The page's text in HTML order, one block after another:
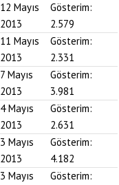
12 Mayıs
2013
Gösterim:
2.579
11 Mayıs
2013
Gösterim:
2.331
7 Mayıs
2013
Gösterim:
3.981
4 Mayıs
2013
Gösterim:
2.631
3 Mayıs
2013
Gösterim:
4.182
3 Mayıs
Gösterim: